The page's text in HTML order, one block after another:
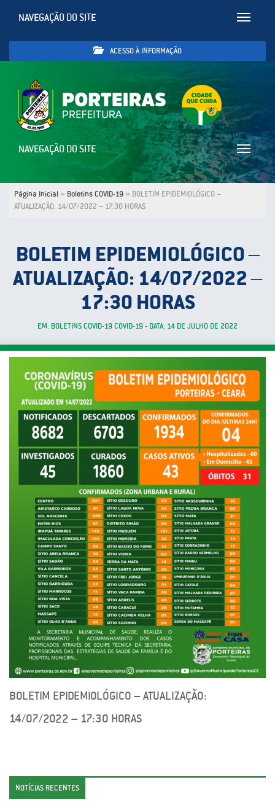
Toggle
NAVEGAÇÃO DO SITE
ACESSO À INFORMAÇÃO
Toggle
NAVEGAÇÃO DO SITE
Página Inicial » Boletins COVID-19 » BOLETIM EPIDEMIOLÓGICO –
ATUALIZAÇÃO: 14/07/2022 – 17:30 HORAS
BOLETIM EPIDEMIOLÓGICO –
ATUALIZAÇÃO: 14/07/2022 –
17:30 HORAS
EM: BOLETINS COVID-19 COVID-19 - DATA: 14 DE JULHO DE 2022
BOLETIM EPIDEMIOLÓGICO – ATUALIZAÇÃO:
14/07/2022 – 17:30 HORAS
NOTÍCIAS RECENTES